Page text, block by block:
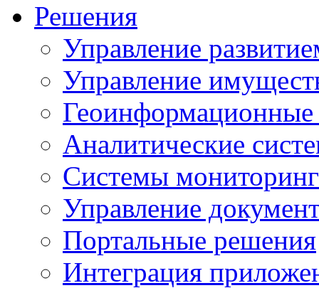
Решения
Управление
Управление
Аналитические
Системы
Управление
Портальные решения
Интеграция